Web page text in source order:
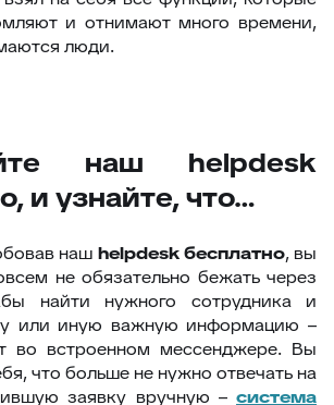
и отнимают много времени,
люди.
наш helpdesk
и узнайте, что…
наш helpdesk бесплатно, вы
не обязательно бежать через
найти нужного сотрудника и
или иную важную информацию –
во встроенном мессенджере. Вы
что больше не нужно отвечать на
заявку вручную – система